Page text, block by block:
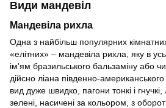
Види мандевіл
Мандевіла рихла
Одна з найбільш популярних
«елітних» – мандевіла рихла, яку в
ім'ям бразильського бальзаміну або
дійсно ліана південно-
вид дуже швидко, пагони тонкі і
зелені, насичені за кольором, з